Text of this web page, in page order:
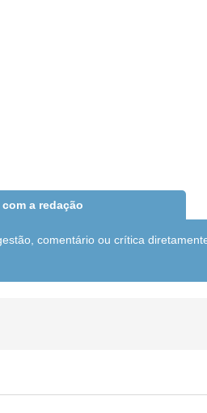
com a redação
comentário ou crítica